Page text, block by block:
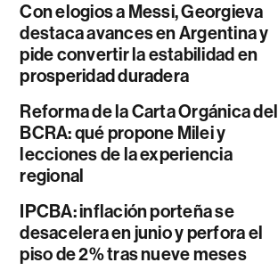
Con elogios a Messi, Georgieva
destaca avances en Argentina y
pide convertir la estabilidad en
prosperidad duradera
Reforma de la Carta Orgánica del
BCRA: qué propone Milei y
lecciones de la experiencia
regional
IPCBA: inflación porteña se
desacelera en junio y perfora el
piso de 2% tras nueve meses